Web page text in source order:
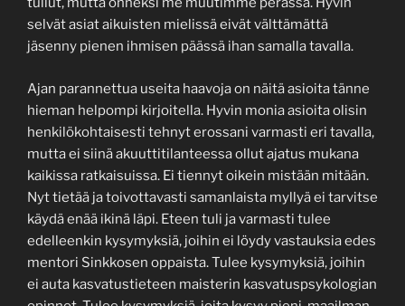
selvät asiat aikuisten mielissä eivät välttämättä
jäsenny pienen ihmisen päässä ihan samalla tavalla.
Ajan parannettua useita haavoja on näitä asioita tänne
hieman helpompi kirjoitella. Hyvin monia asioita olisin
henkilökohtaisesti tehnyt erossani varmasti eri tavalla,
mutta ei siinä akuuttitilanteessa ollut ajatus mukana
kaikissa ratkaisuissa. Ei tiennyt oikein mistään mitään.
Nyt tietää ja toivottavasti samanlaista myllyä ei tarvitse
käydä enää ikinä läpi. Eteen tuli ja varmasti tulee
edelleenkin kysymyksiä, joihin ei löydy vastauksia edes
mentori Sinkkosen oppaista. Tulee kysymyksiä, joihin
ei auta kasvatustieteen maisterin kasvatuspsykologian